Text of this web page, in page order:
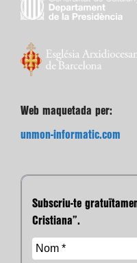
Web maquetada per:
unmon-informatic.com
Subscriu-te
Cristiana”.